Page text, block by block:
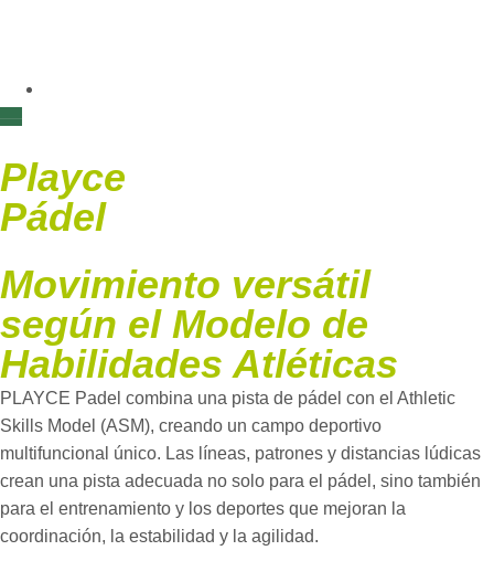
Playce
Pádel
Movimiento versátil
según el Modelo de
Habilidades Atléticas
PLAYCE Padel combina una pista de pádel con el Athletic
Skills Model (ASM), creando un campo deportivo
multifuncional único. Las líneas, patrones y distancias lúdicas
crean una pista adecuada no solo para el pádel, sino también
para el entrenamiento y los deportes que mejoran la
coordinación, la estabilidad y la agilidad.